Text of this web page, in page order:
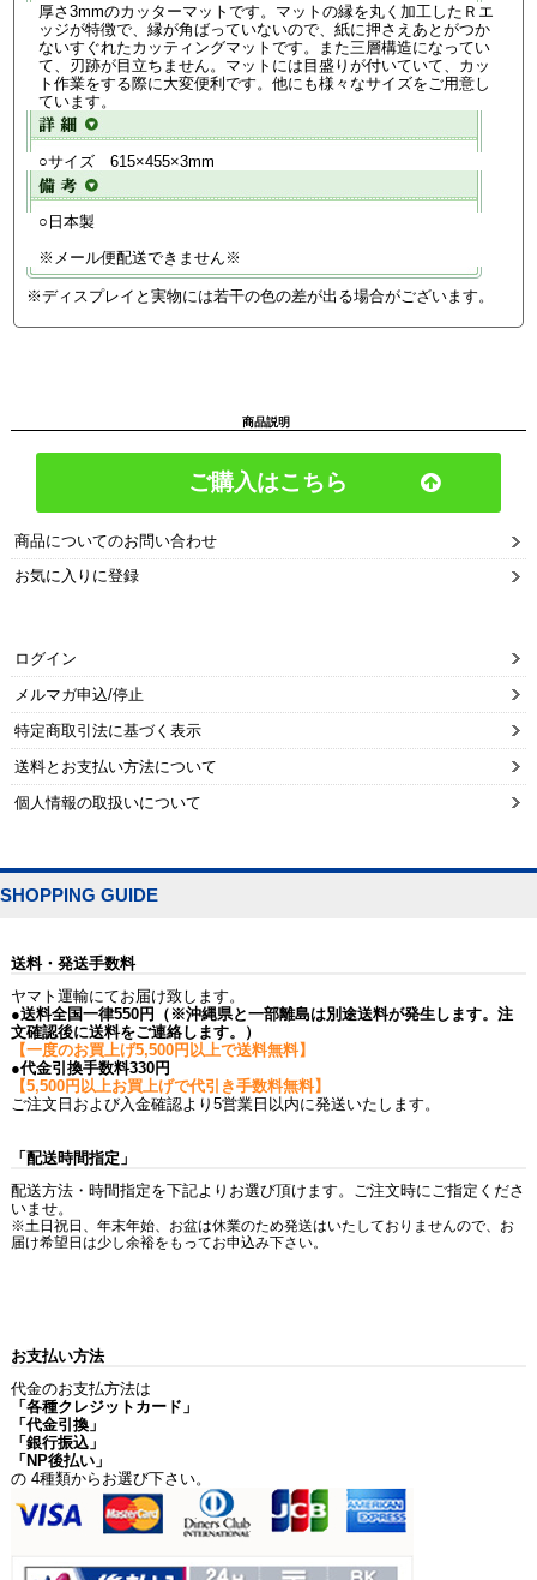
厚さ3mmのカッターマットです。マットの縁を丸く加工したＲエ
ッジが特徴で、縁が角ばっていないので、紙に押さえあとがつか
ないすぐれたカッティングマットです。また三層構造になってい
て、刃跡が目立ちません。マットには目盛りが付いていて、カッ
ト作業をする際に大変便利です。他にも様々なサイズをご用意し
ています。
○サイズ 615×455×3mm
○日本製
※メール便配送できません※
※ディスプレイと実物には若干の色の差が出る場合がございます。
商品説明
ご購入はこちら
商品についてのお問い合わせ
お気に入りに登録
ログイン
メルマガ申込/停止
特定商取引法に基づく表示
送料とお支払い方法について
個人情報の取扱いについて
SHOPPING GUIDE
送料・発送手数料
ヤマト運輸にてお届け致します。
●送料全国一律550円（※沖縄県と一部離島は別途送料が発生します。注
文確認後に送料をご連絡します。）
【一度のお買上げ5,500円以上で送料無料】
●代金引換手数料330円
【5,500円以上お買上げで代引き手数料無料】
ご注文日および入金確認より5営業日以内に発送いたします。
「配送時間指定」
配送方法・時間指定を下記よりお選び頂けます。ご注文時にご指定くださ
いませ。
※土日祝日、年末年始、お盆は休業のため発送はいたしておりませんので、お
届け希望日は少し余裕をもってお申込み下さい。
お支払い方法
代金のお支払方法は
「各種クレジットカード」
「代金引換」
「銀行振込」
「NP後払い」
の 4種類からお選び下さい。